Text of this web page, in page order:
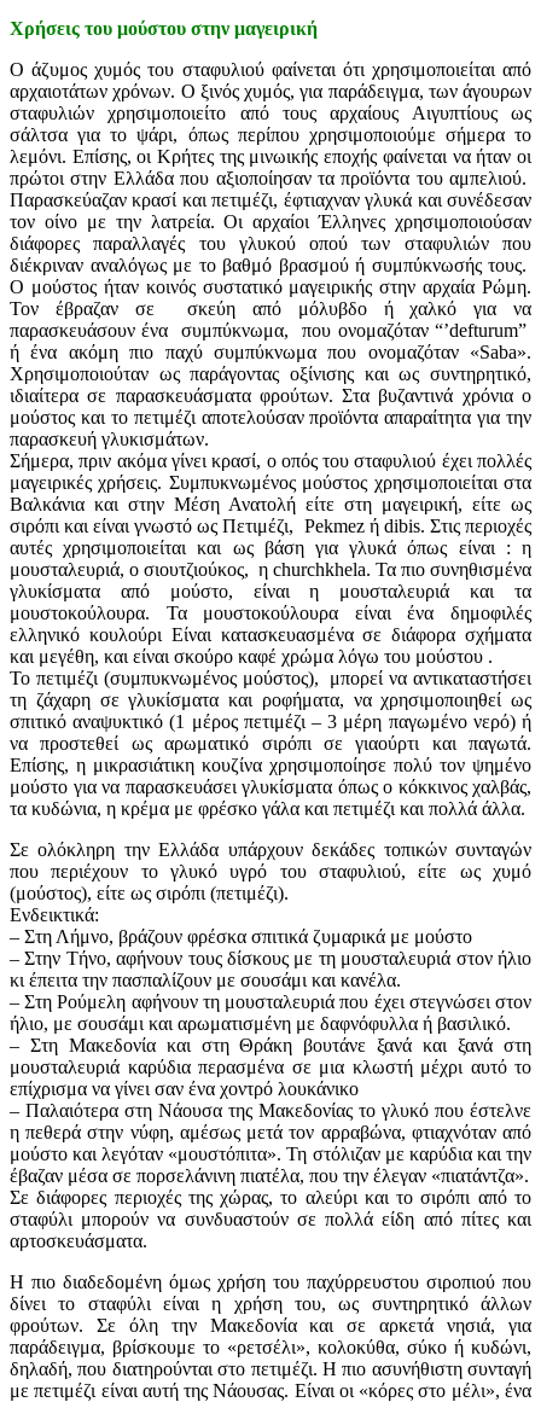
Χρήσεις του μούστου στην μαγειρική
Ο άζυμος χυμός του σταφυλιού φαίνεται ότι χρησιμοποιείται από
αρχαιοτάτων χρόνων. Ο ξινός χυμός, για παράδειγμα, των άγουρων
σταφυλιών χρησιμοποιείτο από τους αρχαίους Αιγυπτίους ως
σάλτσα για το ψάρι, όπως περίπου χρησιμοποιούμε σήμερα το
λεμόνι. Επίσης, οι Κρήτες της μινωικής εποχής φαίνεται να ήταν οι
πρώτοι στην Ελλάδα που αξιοποίησαν τα προϊόντα του αμπελιού.
Παρασκεύαζαν κρασί και πετιμέζι, έφτιαχναν γλυκά και συνέδεσαν
τον οίνο με την λατρεία. Οι αρχαίοι Έλληνες χρησιμοποιούσαν
διάφορες παραλλαγές του γλυκού οπού των σταφυλιών που
διέκριναν αναλόγως με το βαθμό βρασμού ή συμπύκνωσής τους.
Ο μούστος ήταν κοινός συστατικό μαγειρικής στην αρχαία Ρώμη.
Τον έβραζαν σε σκεύη από μόλυβδο ή χαλκό για να
παρασκευάσουν ένα συμπύκνωμα, που ονομαζόταν “’defturum”
ή ένα ακόμη πιο παχύ συμπύκνωμα που ονομαζόταν «Saba».
Χρησιμοποιούταν ως παράγοντας οξίνισης και ως συντηρητικό,
ιδιαίτερα σε παρασκευάσματα φρούτων. Στα βυζαντινά χρόνια ο
μούστος και το πετιμέζι αποτελούσαν προϊόντα απαραίτητα για την
παρασκευή γλυκισμάτων.
Σήμερα, πριν ακόμα γίνει κρασί, ο οπός του σταφυλιού έχει πολλές
μαγειρικές χρήσεις. Συμπυκνωμένος μούστος χρησιμοποιείται στα
Βαλκάνια και στην Μέση Ανατολή είτε στη μαγειρική, είτε ως
σιρόπι και είναι γνωστό ως Πετιμέζι, Pekmez ή dibis. Στις περιοχές
αυτές χρησιμοποιείται και ως βάση για γλυκά όπως είναι : η
μουσταλευριά, ο σιουτζιούκος, η churchkhela. Τα πιο συνηθισμένα
γλυκίσματα από μούστο, είναι η μουσταλευριά και τα
μουστοκούλουρα. Τα μουστοκούλουρα είναι ένα δημοφιλές
ελληνικό κουλούρι Είναι κατασκευασμένα σε διάφορα σχήματα
και μεγέθη, και είναι σκούρο καφέ χρώμα λόγω του μούστου .
Το πετιμέζι (συμπυκνωμένος μούστος), μπορεί να αντικαταστήσει
τη ζάχαρη σε γλυκίσματα και ροφήματα, να χρησιμοποιηθεί ως
σπιτικό αναψυκτικό (1 μέρος πετιμέζι – 3 μέρη παγωμένο νερό) ή
να προστεθεί ως αρωματικό σιρόπι σε γιαούρτι και παγωτά.
Επίσης, η μικρασιάτικη κουζίνα χρησιμοποίησε πολύ τον ψημένο
μούστο για να παρασκευάσει γλυκίσματα όπως ο κόκκινος χαλβάς,
τα κυδώνια, η κρέμα με φρέσκο γάλα και πετιμέζι και πολλά άλλα.
Σε ολόκληρη την Ελλάδα υπάρχουν δεκάδες τοπικών συνταγών
που περιέχουν το γλυκό υγρό του σταφυλιού, είτε ως χυμό
(μούστος), είτε ως σιρόπι (πετιμέζι).
Ενδεικτικά:
– Στη Λήμνο, βράζουν φρέσκα σπιτικά ζυμαρικά με μούστο
– Στην Τήνο, αφήνουν τους δίσκους με τη μουσταλευριά στον ήλιο
κι έπειτα την πασπαλίζουν με σουσάμι και κανέλα.
– Στη Ρούμελη αφήνουν τη μουσταλευριά που έχει στεγνώσει στον
ήλιο, με σουσάμι και αρωματισμένη με δαφνόφυλλα ή βασιλικό.
– Στη Μακεδονία και στη Θράκη βουτάνε ξανά και ξανά στη
μουσταλευριά καρύδια περασμένα σε μια κλωστή μέχρι αυτό το
επίχρισμα να γίνει σαν ένα χοντρό λουκάνικο
– Παλαιότερα στη Νάουσα της Μακεδονίας το γλυκό που έστελνε
η πεθερά στην νύφη, αμέσως μετά τον αρραβώνα, φτιαχνόταν από
μούστο και λεγόταν «μουστόπιτα». Τη στόλιζαν με καρύδια και την
έβαζαν μέσα σε πορσελάνινη πιατέλα, που την έλεγαν «πιατάντζα».
Σε διάφορες περιοχές της χώρας, το αλεύρι και το σιρόπι από το
σταφύλι μπορούν να συνδυαστούν σε πολλά είδη από πίτες και
αρτοσκευάσματα.
Η πιο διαδεδομένη όμως χρήση του παχύρρευστου σιροπιού που
δίνει το σταφύλι είναι η χρήση του, ως συντηρητικό άλλων
φρούτων. Σε όλη την Μακεδονία και σε αρκετά νησιά, για
παράδειγμα, βρίσκουμε το «ρετσέλι», κολοκύθα, σύκο ή κυδώνι,
δηλαδή, που διατηρούνται στο πετιμέζι. Η πιο ασυνήθιστη συνταγή
με πετιμέζι είναι αυτή της Νάουσας. Είναι οι «κόρες στο μέλι», ένα